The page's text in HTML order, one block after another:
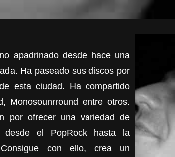
apadrinado desde hace una
Ha paseado sus discos por
esta ciudad. Ha compartido
Monosounrround entre otros.
por ofrecer una variedad de
desde el PopRock hasta la
con ello, crea un